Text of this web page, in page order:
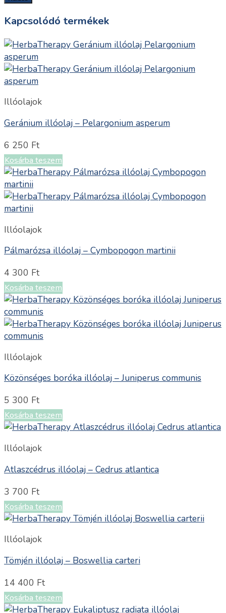
Kapcsolódó termékek
Illóolajok
Geránium illóolaj – Pelargonium asperum
6 250 Ft
Kosárba teszem
Illóolajok
Pálmarózsa illóolaj – Cymbopogon martinii
4 300 Ft
Kosárba teszem
Illóolajok
Közönséges boróka illóolaj – Juniperus communis
5 300 Ft
Kosárba teszem
Illóolajok
Atlaszcédrus illóolaj – Cedrus atlantica
3 700 Ft
Kosárba teszem
Illóolajok
Tömjén illóolaj – Boswellia carteri
14 400 Ft
Kosárba teszem